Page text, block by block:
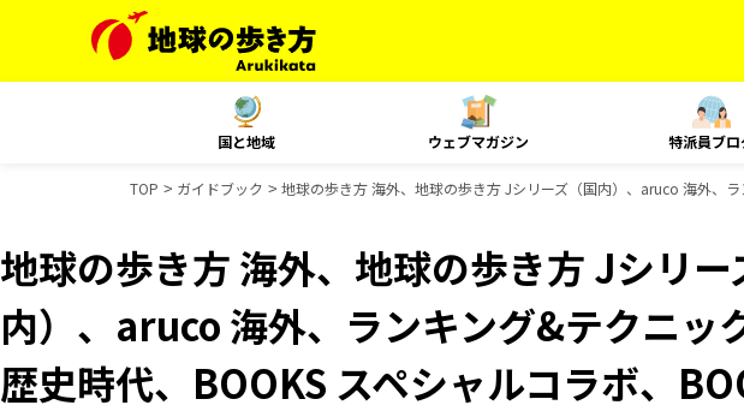
国と地域 ウェブマガジン 特派員ブロ
TOP ガイドブック 地球の歩き方 海外、地球の歩き方 Jシリーズ（国内）、aruco 海外、
地球の歩き方 海外、地球の歩き方 Jシリー
内）、aruco 海外、ランキング&テクニッ
歴史時代、BOOKS スペシャルコラボ、